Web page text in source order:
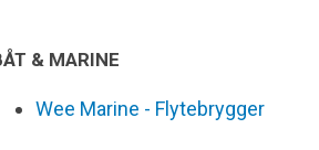
& MARINE
Wee Marine - Flytebrygger